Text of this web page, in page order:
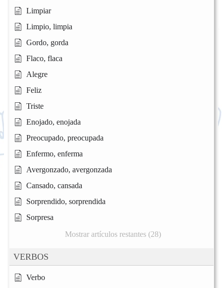
Limpiar
Limpio, limpia
Gordo, gorda
Flaco, flaca
Alegre
Feliz
Triste
Enojado, enojada
Preocupado, preocupada
Enfermo, enferma
Avergonzado, avergonzada
Cansado, cansada
Sorprendido, sorprendida
Sorpresa
Mostrar artículos restantes (28)
VERBOS
Verbo